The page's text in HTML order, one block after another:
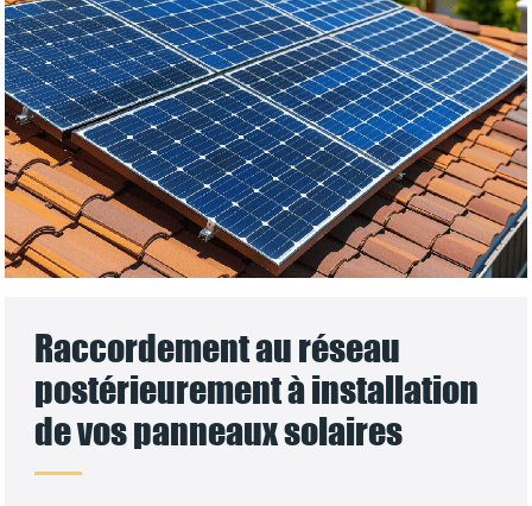
Raccordement au réseau
postérieurement à installation
de vos panneaux solaires